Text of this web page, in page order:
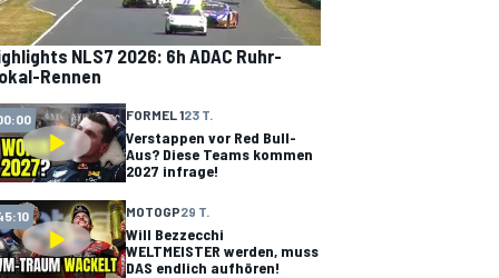
NLS7 2026: 6h ADAC Ruhr-
Rennen
FORMEL 123 T.
Verstappen vor Red Bull-
Aus? Diese Teams kommen
2027 infrage!
MOTOGP29 T.
Will Bezzecchi
WELTMEISTER werden, muss
DAS endlich aufhören!